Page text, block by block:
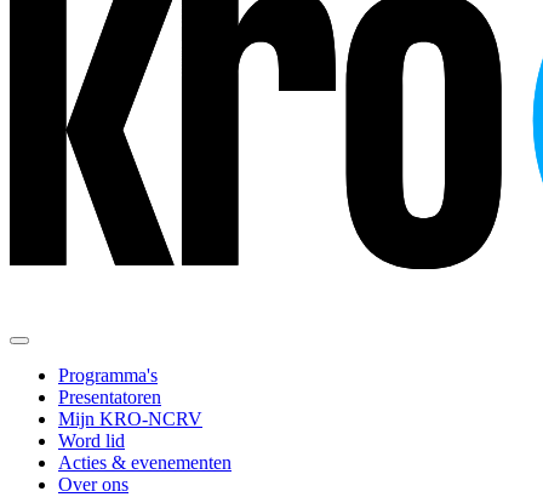
Programma's
Presentatoren
Mijn KRO-NCRV
Word lid
Acties & evenementen
Over ons